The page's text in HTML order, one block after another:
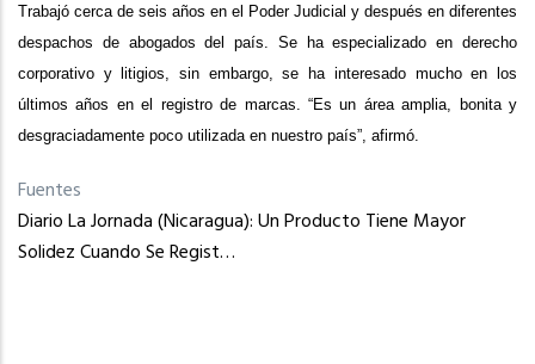
Trabajó cerca de seis años en el Poder Judicial y después en diferentes
despachos de abogados del país. Se ha especializado en derecho
corporativo y litigios, sin embargo, se ha interesado mucho en los
últimos años en el registro de marcas. “Es un área amplia, bonita y
desgraciadamente poco utilizada en nuestro país”, afirmó.
Fuentes
Diario La Jornada (Nicaragua): Un Producto Tiene Mayor
Solidez Cuando Se Regist…